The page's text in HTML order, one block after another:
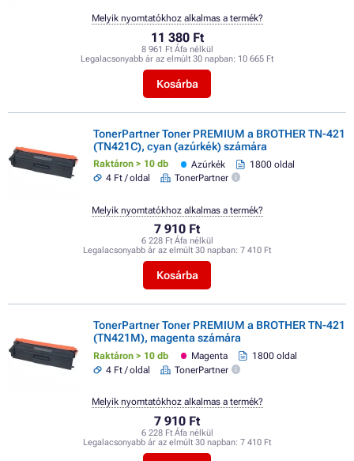
11 380 Ft
8 961 Ft Áfa nélkül
Legalacsonyabb ár az elmúlt 30 napban: 10 665 Ft
Kosárba
Melyik nyomtatókhoz alkalmas a termék?
TonerPartner Toner PREMIUM a BROTHER TN-421
(TN421C), cyan (azúrkék) számára
Raktáron > 10 db Azúrkék
1800 oldal
4 Ft / oldal
TonerPartner
7 910 Ft
6 228 Ft Áfa nélkül
Legalacsonyabb ár az elmúlt 30 napban: 7 410 Ft
Kosárba
Melyik nyomtatókhoz alkalmas a termék?
TonerPartner Toner PREMIUM a BROTHER TN-421
(TN421M), magenta számára
Raktáron > 10 db Magenta
1800 oldal
4 Ft / oldal
TonerPartner
7 910 Ft
6 228 Ft Áfa nélkül
Legalacsonyabb ár az elmúlt 30 napban: 7 410 Ft
Melyik nyomtatókhoz alkalmas a termék?